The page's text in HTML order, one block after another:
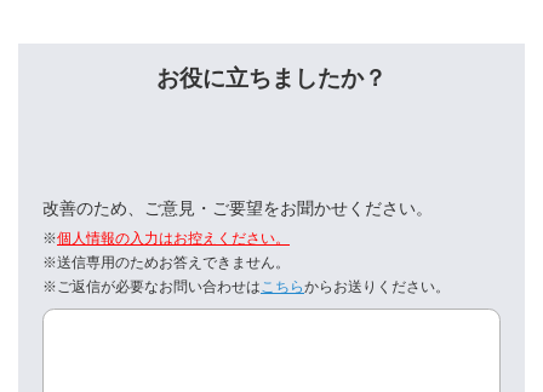
お役に立ちましたか？
改善のため、ご意見・ご要望をお聞かせください。
※個人情報の入力はお控えください。
※送信専用のためお答えできません。
※ご返信が必要なお問い合わせは こちらからお送りください。